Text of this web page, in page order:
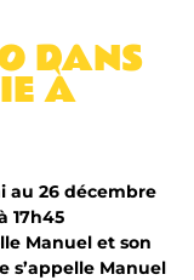
DANS
À
au 26 décembre
17h45
Manuel et son
s’appelle Manuel